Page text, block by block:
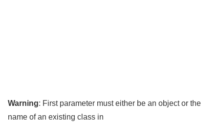
Warning: First parameter must either be an object or the
name of an existing class in